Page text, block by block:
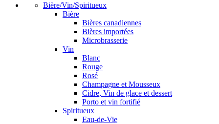
Bière/Vin/Spiritueux
Bière
Bières canadiennes
Bières importées
Microbrasserie
Vin
Blanc
Rouge
Rosé
Champagne et Mousseux
Cidre, Vin de glace et dessert
Porto et vin fortifié
Spiritueux
Eau-de-Vie